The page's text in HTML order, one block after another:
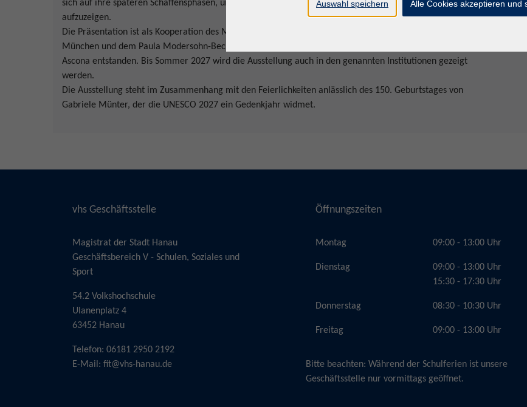
sich auf ihre späteren Schaffensphasen, um damit die charakteristischen Eigenheiten im jeweiligen Oeuvre
aufzuzeigen.
Die Präsentation ist als Kooperation des Museums Wiesbaden mit der Städtischen Galerie im Lenbachhaus in
München und dem Paula Modersohn-Becker-Museum in Bremen sowie der Fondazione Marianne Werefkin in
Ascona entstanden. Bis Sommer 2027 wird die Ausstellung auch in den genannten Institutionen gezeigt
werden.
Die Ausstellung steht im Zusammenhang mit den Feierlichkeiten anlässlich des 150. Geburtstages von
Gabriele Münter, der die UNESCO 2027 ein Gedenkjahr widmet.
vhs Geschäftsstelle
Magistrat der Stadt Hanau
Geschäftsbereich V - Schulen, Soziales und
Sport
54.2 Volkshochschule
Ulanenplatz 4
63452 Hanau
Telefon: 06181 2950 2192
E-Mail: fit@vhs-hanau.de
Öffnungszeiten
Montag
Dienstag
Donnerstag
Freitag
09:00 - 13:00 Uhr
09:00 - 13:00 Uhr
15:30 - 17:30 Uhr
08:30 - 10:30 Uhr
09:00 - 13:00 Uhr
Bitte beachten: Während der Schulferien ist unsere
Geschäftsstelle nur vormittags geöffnet.
Auswahl speichern Alle Cookies akzeptieren und